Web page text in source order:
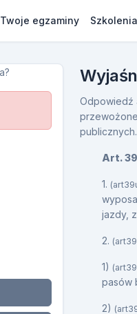
Twoje egzaminy Szkolenia
Odpowiedź
publicznych.
Art.
1.
jazdy,
2.
1)
pasów
2)